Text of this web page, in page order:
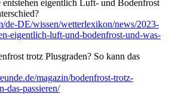
entstehen eigentlich Luft- und Bodenfrost
de-DE/wissen/wetterlexikon/news/2023-
eigentlich-luft-und-bodenfrost-und-was-
trotz Plusgraden? So kann das
magazin/bodenfrost-trotz-
das-passieren/